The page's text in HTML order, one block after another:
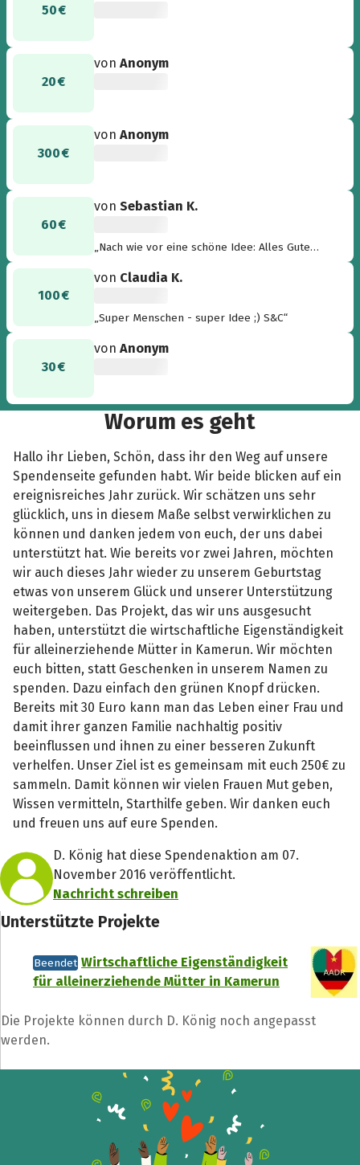
50 €
20 €
vonAnonym
300 €
vonAnonym
60 €
vonSebastian K.
„Nach wie vor eine schöne Idee: Alles Gute
100 €
von Claudia K.
„Super Menschen - super Idee ;) S&C“
30 €
vonAnonym
Worum es geht
Hallo ihr Lieben, Schön, dass ihr den Weg auf unsere
Spendenseite gefunden habt. Wir beide blicken auf ein
ereignisreiches Jahr zurück. Wir schätzen uns sehr
glücklich, uns in diesem Maße selbst verwirklichen zu
können und danken jedem von euch, der uns dabei
unterstützt hat. Wie bereits vor zwei Jahren, möchten
wir auch dieses Jahr wieder zu unserem Geburtstag
etwas von unserem Glück und unserer Unterstützung
weitergeben. Das Projekt, das wir uns ausgesucht
haben, unterstützt die wirtschaftliche Eigenständigkeit
für alleinerziehende Mütter in Kamerun. Wir möchten
euch bitten, statt Geschenken in unserem Namen zu
spenden. Dazu einfach den grünen Knopf drücken.
Bereits mit 30 Euro kann man das Leben einer Frau und
damit ihrer ganzen Familie nachhaltig positiv
beeinflussen und ihnen zu einer besseren Zukunft
verhelfen. Unser Ziel ist es gemeinsam mit euch 250€ zu
sammeln. Damit können wir vielen Frauen Mut geben,
Wissen vermitteln, Starthilfe geben. Wir danken euch
und freuen uns auf eure Spenden.
D. König hat diese Spendenaktion am 07.
November 2016 veröffentlicht.
Nachricht schreiben
Unterstützte Projekte
Beendet Wirtschaftliche Eigenständigkeit
für alleinerziehende Mütter in Kamerun
Die Projekte können durch D. König noch angepasst
werden.
Hilf mit noch mehr Spenden zu sammeln!
Facebook WhatsApp Messenger